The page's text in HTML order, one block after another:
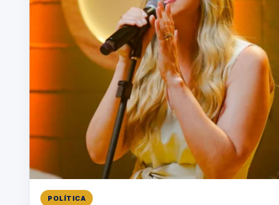
POLÍTICA